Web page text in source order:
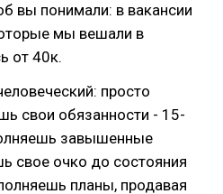
вы понимали: в вакансии
мы вешали в
от 40к.
просто
свои обязанности - 15-
завышенные
свое очко до состояния
планы, продавая